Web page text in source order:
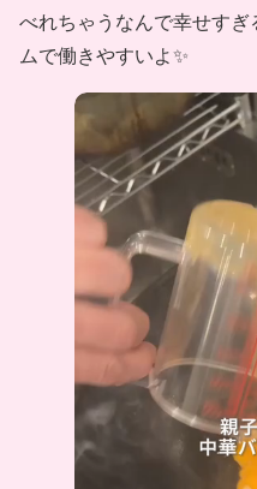
べれちゃうなんで幸せす
ムで働きやすいよ✨